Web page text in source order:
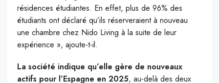
résidences étudiantes. En effet, plus de 96% des
étudiants ont déclaré qu’ils réserveraient à nouveau
une chambre chez Nido Living à la suite de leur
expérience », ajoute-t-il.
La société indique qu’elle gère de nouveaux
actifs pour l’Espagne en 2025, au-delà des deux